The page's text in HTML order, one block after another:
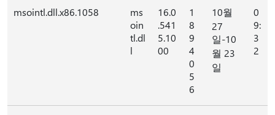
msointl.dll.x86.1058
ms
oin
tl.dl
l
16.0
.541
5.10
00
1
8
9
4
0
5
6
10월
27
일-10
월 23
일
0
9:
3
2